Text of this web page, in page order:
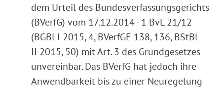
dem Urteil des Bundesverfassungsgerichts
(BVerfG) vom 17.12.2014 - 1 BvL 21/12
(BGBl I 2015, 4, BVerfGE 138, 136, BStBl
II 2015, 50) mit Art. 3 des Grundgesetzes
unvereinbar. Das BVerfG hat jedoch ihre
Anwendbarkeit bis zu einer Neuregelung